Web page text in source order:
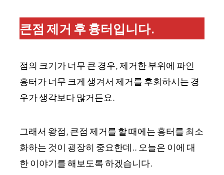
큰점 제거 후 흉터입니다.
점의 크기가 너무 큰 경우, 제거한 부위에 파인
흉터가 너무 크게 생겨서 제거를 후회하시는 경
우가 생각보다 많거든요.
그래서 왕점, 큰점 제거를 할 때에는 흉터를 최소
화하는 것이 굉장히 중요한데.. 오늘은 이에 대
한 이야기를 해보도록 하겠습니다.